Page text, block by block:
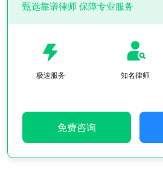
甄选靠谱律师 保障专业服务
极速服务 知名律师
免费咨询